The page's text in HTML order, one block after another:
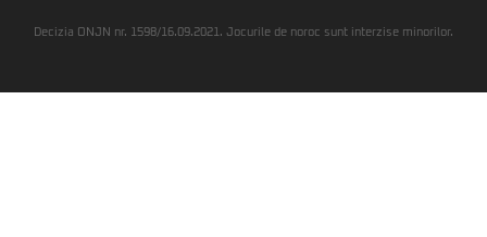
Decizia ONJN nr. 1598/16.09.2021. Jocurile de noroc sunt interzise minorilor.